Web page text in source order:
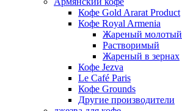
Кофе Gold Ararat Product
Кофе Royal Armenia
Жареный молотый
Растворимый
Жареный в зернах
Кофе Jezva
Le Café Paris
Кофе Grounds
Другие производители